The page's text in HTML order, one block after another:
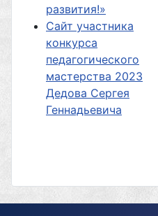
развития!»
Сайт участника
конкурса
педагогического
мастерства 2023
Дедова Сергея
Геннадьевича